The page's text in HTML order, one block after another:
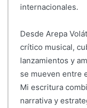
internacionales.
Desde Arepa
crítico musical,
lanzamientos y
se mueven entre
Mi escritura
narrativa y